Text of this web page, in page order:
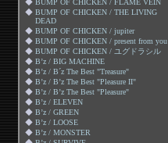
◆ BUMP OF CHICKEN / FLAME VEIN
◆ BUMP OF CHICKEN / THE LIVING
DEAD
◆ BUMP OF CHICKEN / jupiter
◆ BUMP OF CHICKEN / present from you
◆ BUMP OF CHICKEN / ユグドラシル
◆ B’z / BIG MACHINE
◆ B’z / B´z The Best "Treasure"
◆ B’z / B’z The Best "Pleasure II"
◆ B’z / B’z The Best "Pleasure"
◆ B’z / ELEVEN
◆ B’z / GREEN
◆ B’z / LOOSE
◆ B’z / MONSTER